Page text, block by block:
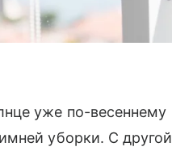
уже по-весеннему
уборки. С другой